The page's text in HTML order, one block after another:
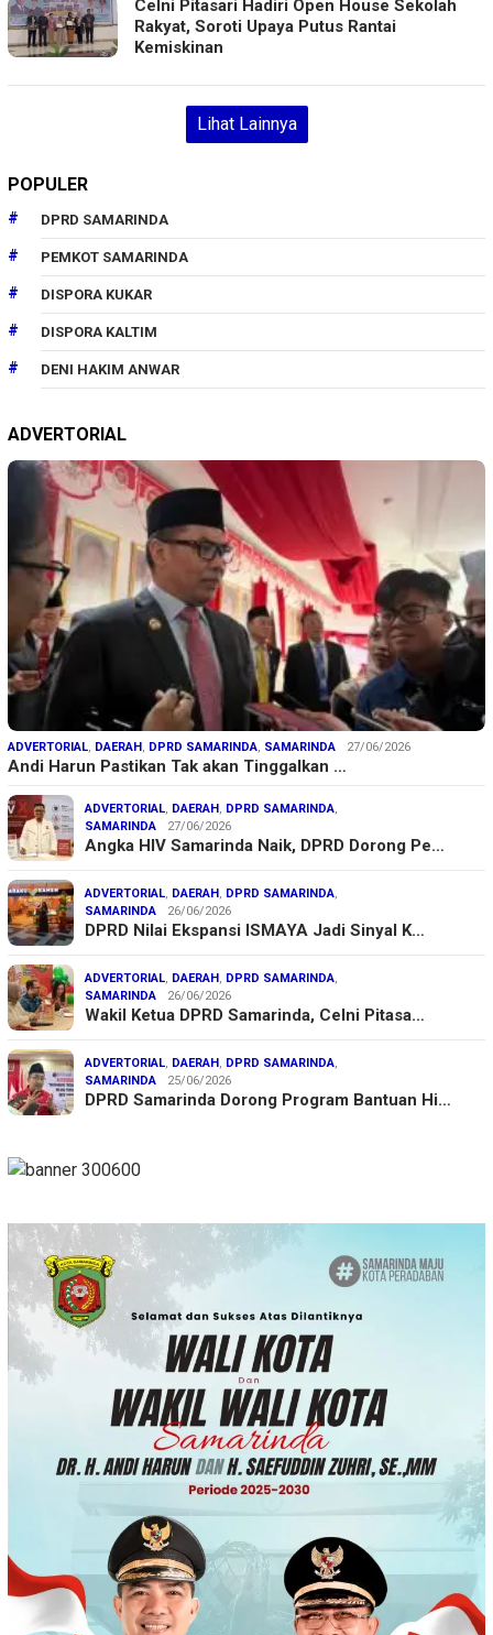
Celni Pitasari Hadiri Open House Sekolah
Rakyat, Soroti Upaya Putus Rantai
Kemiskinan
Lihat Lainnya
POPULER
DPRD SAMARINDA
PEMKOT SAMARINDA
DISPORA KUKAR
DISPORA KALTIM
DENI HAKIM ANWAR
ADVERTORIAL
ADVERTORIAL, DAERAH, DPRD SAMARINDA, SAMARINDA 27/06/2026
Andi Harun Pastikan Tak akan Tinggalkan …
ADVERTORIAL, DAERAH, DPRD SAMARINDA,
SAMARINDA
27/06/2026
Angka HIV Samarinda Naik, DPRD Dorong Pe…
ADVERTORIAL, DAERAH, DPRD SAMARINDA,
SAMARINDA
26/06/2026
DPRD Nilai Ekspansi ISMAYA Jadi Sinyal K…
ADVERTORIAL, DAERAH, DPRD SAMARINDA,
SAMARINDA
26/06/2026
Wakil Ketua DPRD Samarinda, Celni Pitasa…
ADVERTORIAL, DAERAH, DPRD SAMARINDA,
SAMARINDA
25/06/2026
DPRD Samarinda Dorong Program Bantuan Hi…